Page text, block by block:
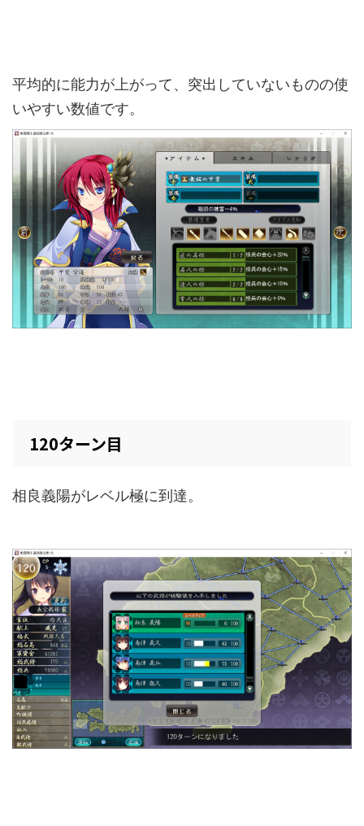
平均的に能力が上がって、突出していないものの使
いやすい数値です。
120ターン目
相良義陽がレベル極に到達。